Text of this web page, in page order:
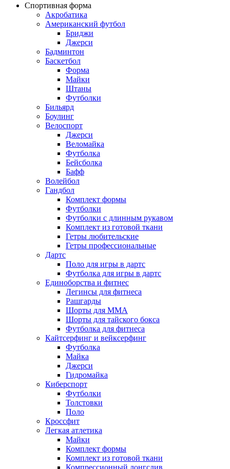
Спортивная форма
Акробатика
Американский футбол
Бриджи
Джерси
Бадминтон
Баскетбол
Форма
Майки
Штаны
Футболки
Бильярд
Боулинг
Велоспорт
Джерси
Веломайка
Футболка
Бейсболка
Бафф
Волейбол
Гандбол
Комплект формы
Футболки
Футболки с длинным рукавом
Комплект из готовой ткани
Гетры любительские
Гетры профессиональные
Дартс
Поло для игры в дартс
Футболка для игры в дартс
Единоборства и фитнес
Легинсы для фитнеса
Рашгарды
Шорты для MMA
Шорты для тайского бокса
Футболка для фитнеса
Кайтсерфинг и вейксерфинг
Футболка
Майка
Джерси
Гидромайка
Киберспорт
Футболки
Толстовки
Поло
Кроссфит
Легкая атлетика
Майки
Комплект формы
Комплект из готовой ткани
Компрессионный лонгслив